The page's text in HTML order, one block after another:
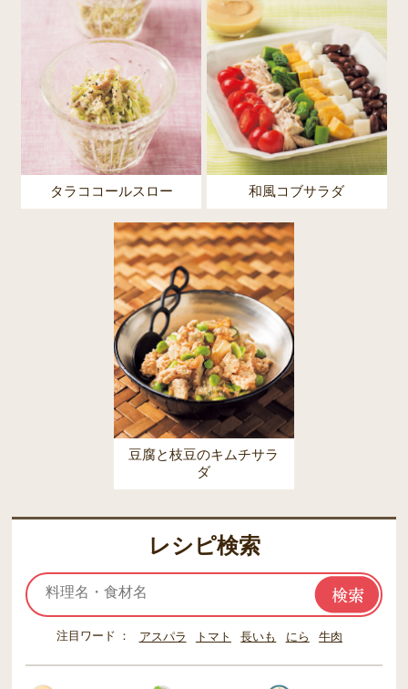
タラココールスロー 和風コブサラダ
豆腐と枝豆のキムチサラ
ダ
レシピ検索
注目ワード アスパラ トマト 長いも にら 牛肉